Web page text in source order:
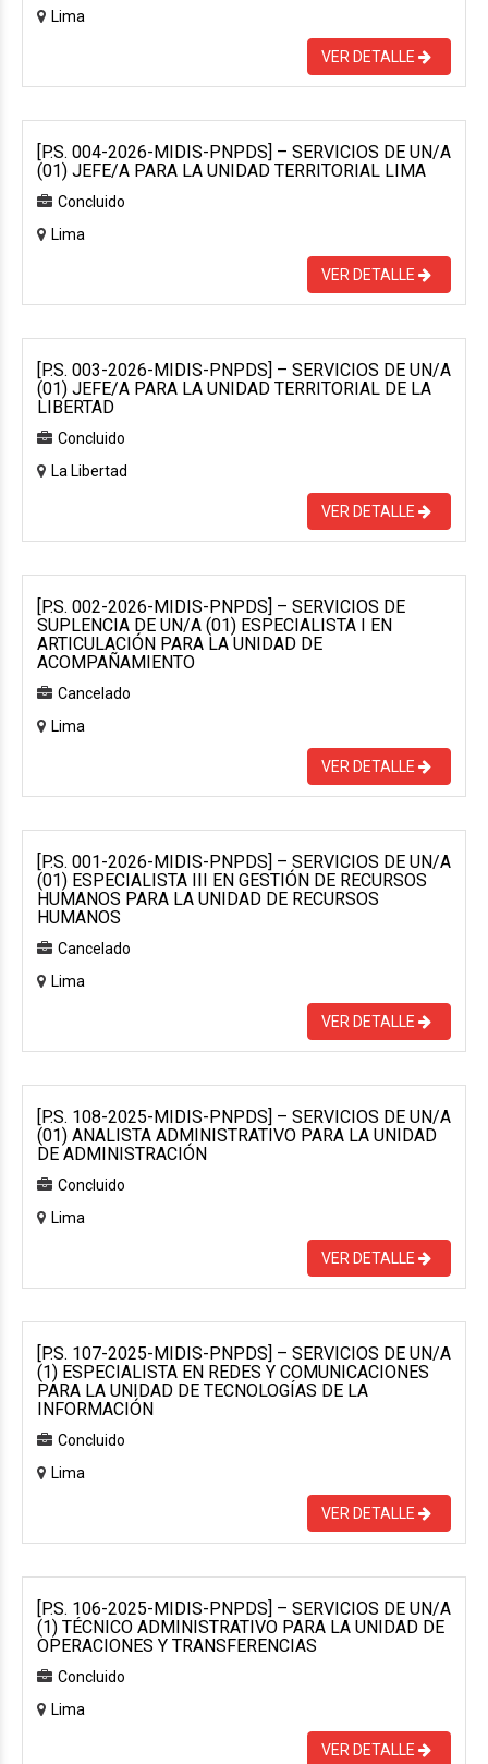
Lima
VER DETALLE
[P.S. 004-2026-MIDIS-PNPDS] – SERVICIOS DE UN/A
(01) JEFE/A PARA LA UNIDAD TERRITORIAL LIMA
Concluido
Lima
VER DETALLE
[P.S. 003-2026-MIDIS-PNPDS] – SERVICIOS DE UN/A
(01) JEFE/A PARA LA UNIDAD TERRITORIAL DE LA
LIBERTAD
Concluido
La Libertad
VER DETALLE
[P.S. 002-2026-MIDIS-PNPDS] – SERVICIOS DE
SUPLENCIA DE UN/A (01) ESPECIALISTA I EN
ARTICULACIÓN PARA LA UNIDAD DE
ACOMPAÑAMIENTO
Cancelado
Lima
VER DETALLE
[P.S. 001-2026-MIDIS-PNPDS] – SERVICIOS DE UN/A
(01) ESPECIALISTA III EN GESTIÓN DE RECURSOS
HUMANOS PARA LA UNIDAD DE RECURSOS
HUMANOS
Cancelado
Lima
VER DETALLE
[P.S. 108-2025-MIDIS-PNPDS] – SERVICIOS DE UN/A
(01) ANALISTA ADMINISTRATIVO PARA LA UNIDAD
DE ADMINISTRACIÓN
Concluido
Lima
VER DETALLE
[P.S. 107-2025-MIDIS-PNPDS] – SERVICIOS DE UN/A
(1) ESPECIALISTA EN REDES Y COMUNICACIONES
PARA LA UNIDAD DE TECNOLOGÍAS DE LA
INFORMACIÓN
Concluido
Lima
VER DETALLE
[P.S. 106-2025-MIDIS-PNPDS] – SERVICIOS DE UN/A
(1) TÉCNICO ADMINISTRATIVO PARA LA UNIDAD DE
OPERACIONES Y TRANSFERENCIAS
Concluido
Lima
VER DETALLE